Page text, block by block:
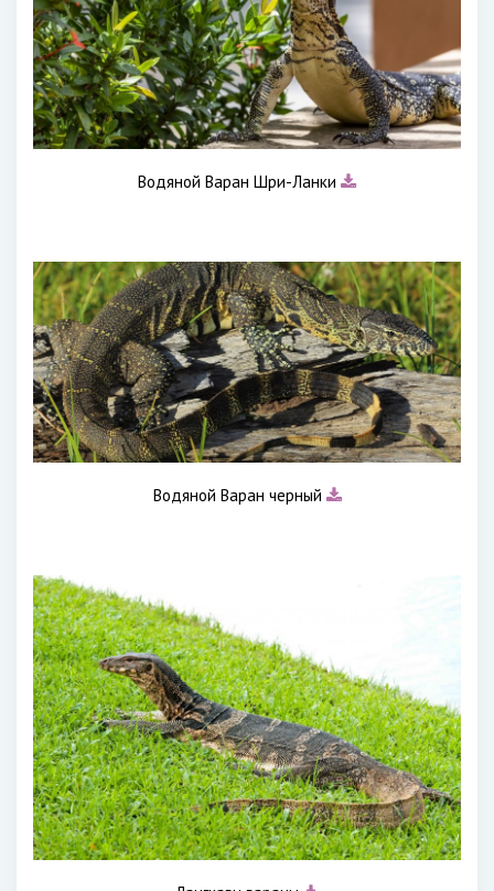
Водяной Варан Шри-Ланки
Водяной Варан черный